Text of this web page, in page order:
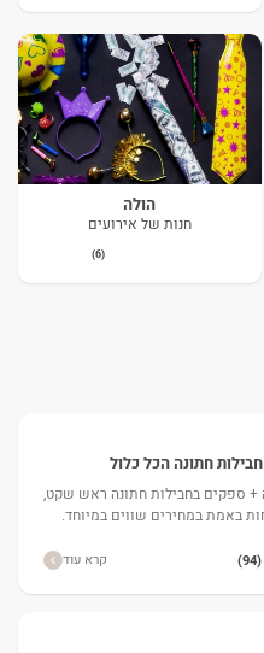
הולה
חנות של אירועים
(6)
חתונה הכל כלול
+ ספקים בחבילות חתונה ראש שקט,
באמת במחירים שווים במיוחד.
(94) קרא עוד